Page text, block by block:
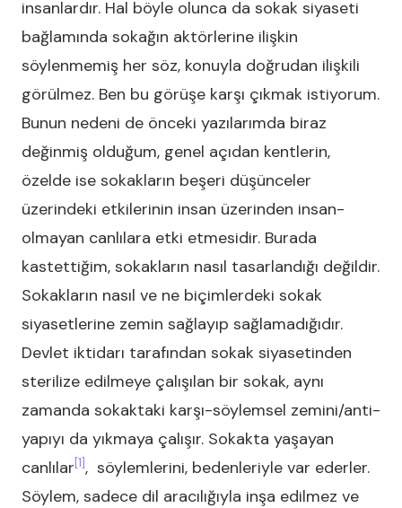
insanlardır. Hal böyle olunca da sokak siyaseti
bağlamında sokağın aktörlerine ilişkin
söylenmemiş her söz, konuyla doğrudan ilişkili
görülmez. Ben bu görüşe karşı çıkmak istiyorum.
Bunun nedeni de önceki yazılarımda biraz
değinmiş olduğum, genel açıdan kentlerin,
özelde ise sokakların beşeri düşünceler
üzerindeki etkilerinin insan üzerinden insan-
olmayan canlılara etki etmesidir. Burada
kastettiğim, sokakların nasıl tasarlandığı değildir.
Sokakların nasıl ve ne biçimlerdeki sokak
siyasetlerine zemin sağlayıp sağlamadığıdır.
Devlet iktidarı tarafından sokak siyasetinden
sterilize edilmeye çalışılan bir sokak, aynı
zamanda sokaktaki karşı-söylemsel zemini/anti-
yapıyı da yıkmaya çalışır. Sokakta yaşayan
canlılar[1], söylemlerini, bedenleriyle var ederler.
Söylem, sadece dil aracılığıyla inşa edilmez ve